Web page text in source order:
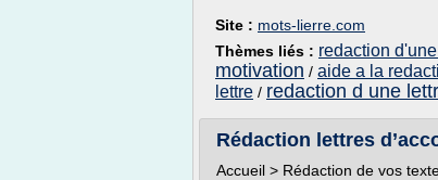
Site : mots-lierre.com
Thèmes liés : redaction
motivation / aide a la
lettre / redaction d une
Rédaction lettres
Accueil > Rédaction de vos